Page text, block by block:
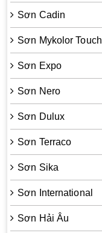
Sơn Cadin
Sơn Mykolor Touch
Sơn Expo
Sơn Nero
Sơn Dulux
Sơn Terraco
Sơn Sika
Sơn International
Sơn Hải Âu